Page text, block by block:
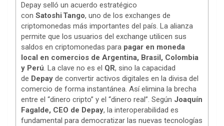
Depay selló un acuerdo estratégico
con Satoshi Tango, uno de los exchanges de
criptomonedas más importantes del país. La alianza
permite que los usuarios del exchange utilicen sus
saldos en criptomonedas para pagar en moneda
local en comercios de Argentina, Brasil, Colombia
y Perú. La clave no es el QR, sino la capacidad
de Depay de convertir activos digitales en la divisa del
comercio de forma instantánea. Así elimina la brecha
entre el “dinero cripto” y el “dinero real”. Según Joaquín
Fagalde, CEO de Depay, la interoperabilidad es
fundamental para democratizar las nuevas tecnologías